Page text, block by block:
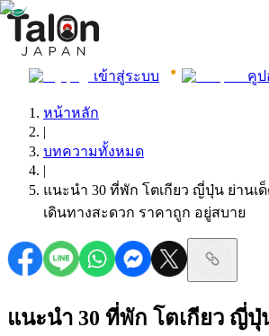
เข้าสู่ระบบ คูป
หน้าหลัก
|
บทความทั้งหมด
|
แนะนำ 30 ที่พัก โตเกียว ญี่ปุ่น ย่านเ
เดินทางสะดวก ราคาถูก อยู่สบาย
แนะนำ 30 ที่พัก โตเกียว ญี่ปุ่